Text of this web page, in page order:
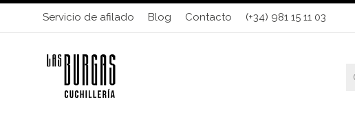
Servicio de afilado Blog Contacto (+34) 981 15 11 03